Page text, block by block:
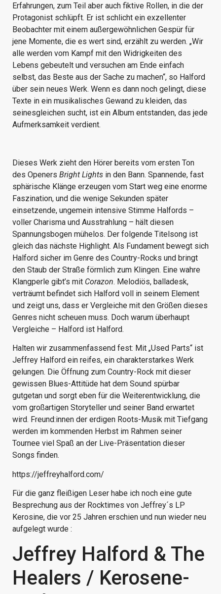
Erfahrungen, zum Teil aber auch fiktive Rollen, in die der
Protagonist schlüpft. Er ist schlicht ein exzellenter
Beobachter mit einem außergewöhnlichen Gespür für
jene Momente, die es wert sind, erzählt zu werden. „Wir
alle werden vom Kampf mit den Widrigkeiten des
Lebens gebeutelt und versuchen am Ende einfach
selbst, das Beste aus der Sache zu machen“, so Halford
über sein neues Werk. Wenn es dann noch gelingt, diese
Texte in ein musikalisches Gewand zu kleiden, das
seinesgleichen sucht, ist ein Album entstanden, das jede
Aufmerksamkeit verdient.
Dieses Werk zieht den Hörer bereits vom ersten Ton
des Openers Bright Lights in den Bann. Spannende, fast
sphärische Klänge erzeugen vom Start weg eine enorme
Faszination, und die wenige Sekunden später
einsetzende, ungemein intensive Stimme Halfords –
voller Charisma und Ausstrahlung – hält diesen
Spannungsbogen mühelos. Der folgende Titelsong ist
gleich das nächste Highlight. Als Fundament bewegt sich
Halford sicher im Genre des Country-Rocks und bringt
den Staub der Straße förmlich zum Klingen. Eine wahre
Klangperle gibt’s mit Corazon. Melodiös, balladesk,
verträumt befindet sich Halford voll in seinem Element
und zeigt uns, dass er Vergleiche mit den Größen dieses
Genres nicht scheuen muss. Doch warum überhaupt
Vergleiche – Halford ist Halford.
Halten wir zusammenfassend fest: Mit „Used Parts“ ist
Jeffrey Halford ein reifes, ein charakterstarkes Werk
gelungen. Die Öffnung zum Country-Rock mit dieser
gewissen Blues-Attitüde hat dem Sound spürbar
gutgetan und sorgt eben für die Weiterentwicklung, die
vom großartigen Storyteller und seiner Band erwartet
wird. Freund:innen der erdigen Roots-Musik mit Tiefgang
werden im kommenden Herbst im Rahmen seiner
Tournee viel Spaß an der Live-Präsentation dieser
Songs finden.
https://jeffreyhalford.com/
Für die ganz fleißigen Leser habe ich noch eine gute
Besprechung aus der Rocktimes von Jeffrey´s LP
Kerosine, die vor 25 Jahren erschien und nun wieder neu
aufgelegt wurde :
Jeffrey Halford & The
Healers / Kerosene-